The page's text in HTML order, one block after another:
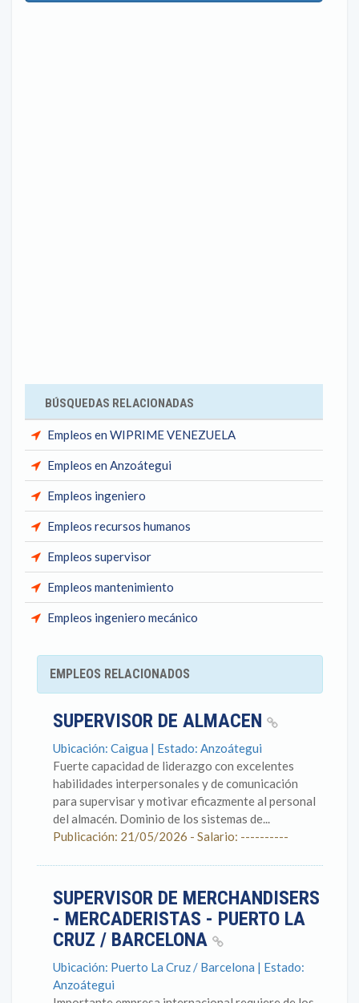
BÚSQUEDAS RELACIONADAS
Empleos en WIPRIME VENEZUELA
Empleos en Anzoátegui
Empleos ingeniero
Empleos recursos humanos
Empleos supervisor
Empleos mantenimiento
Empleos ingeniero mecánico
EMPLEOS RELACIONADOS
SUPERVISOR DE ALMACEN
Ubicación: Caigua | Estado: Anzoátegui
Fuerte capacidad de liderazgo con excelentes
habilidades interpersonales y de comunicación
para supervisar y motivar eficazmente al personal
del almacén. Dominio de los sistemas de...
Publicación: 21/05/2026 - Salario: ----------
SUPERVISOR DE MERCHANDISERS
- MERCADERISTAS - PUERTO LA
CRUZ / BARCELONA
Ubicación: Puerto La Cruz / Barcelona | Estado:
Anzoátegui